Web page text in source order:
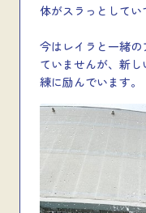
体がスラっとしてい
今はレイラと一緒
ていませんが、新
練に励んでいます。